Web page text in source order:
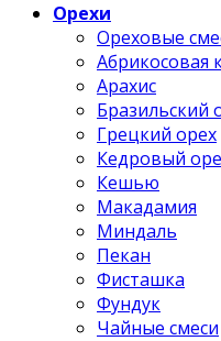
Орехи
Ореховые
Абрикосовая
Арахис
Бразильский
Грецкий орех
Кедровый
Кешью
Макадамия
Миндаль
Пекан
Фисташка
Фундук
Чайные смеси